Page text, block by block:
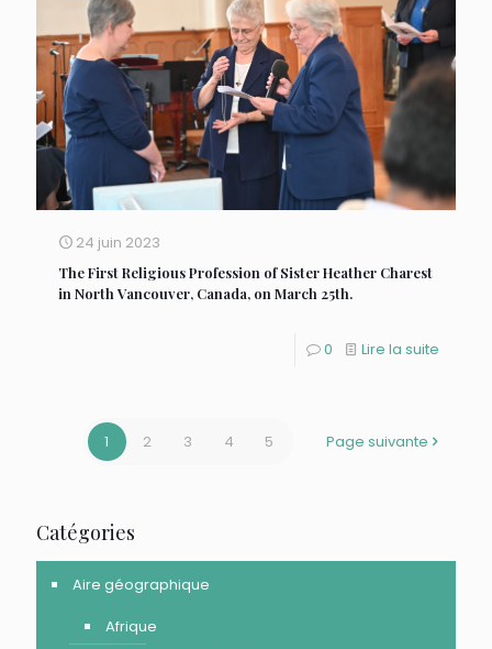
24 juin 2023
The First Religious Profession of Sister Heather Charest
in North Vancouver, Canada, on March 25th.
0 Lire la suite
1 2 3 4 5 Page suivante
Catégories
Aire géographique
Afrique